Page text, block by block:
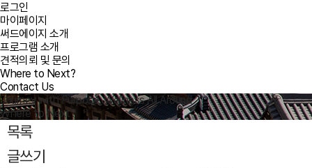
로그인
마이페이지
써드에이지 소개
프로그램 소개
견적의뢰 및 문의
Where to Next?
Contact Us
Journey with Purpose, Wellness All Around
Where to Next?
목록
글쓰기